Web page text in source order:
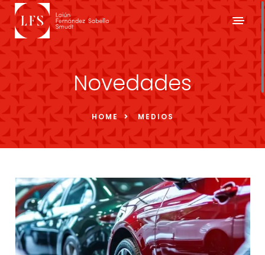
Novedades
HOME MEDIOS